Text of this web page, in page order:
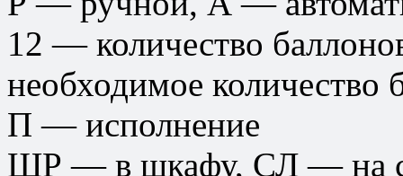
12 — количество
необходимое количество
П — исполнение
ШР — в шкафу, СЛ — на